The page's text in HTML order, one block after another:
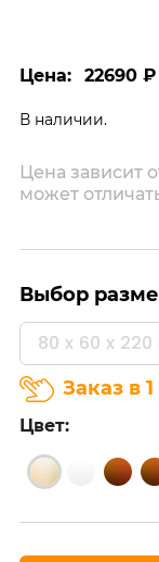
Цена: 22690 ₽
В наличии.
Цена зависит
может
Выбор
80 x 60 x 220
Заказ в
Цвет: